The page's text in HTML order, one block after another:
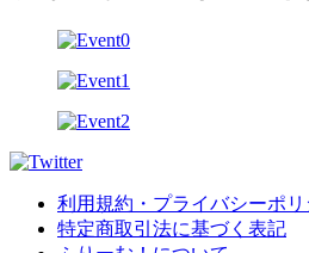
利用規約・プライバシーポリ
特定商取引法に基づく表記